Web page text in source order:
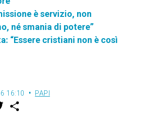
è servizio, non
né smania di potere”
“Essere cristiani non è così
16:10 PAPI
w